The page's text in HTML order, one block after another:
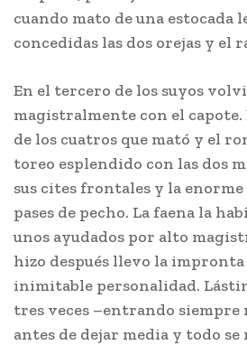
cuando mato de una estocada
concedidas las dos orejas y el
En el tercero de los suyos
magistralmente con el
de los cuatros que mató y el
toreo esplendido con las dos
sus cites frontales y la enorme
pases de pecho. La faena la
unos ayudados por alto
hizo después llevo la impronta
inimitable personalidad.
tres veces –entrando siempre
antes de dejar media y todo